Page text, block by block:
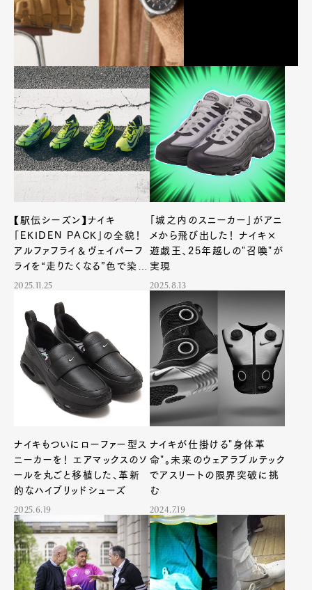
【駅伝シーズン】ナイキ
「EKIDEN PACK」の全貌！
アルファフライ＆ヴェイパーフ
ライを“走りたくなる”色で染め
る
2025.11.25
「城之内のスニーカー」がアニ
メから飛び出した！ ナイキ×
遊戯王、25年越しの"召喚"が
実現
2025.8.13
ナイキもついにローファー型ス
ニーカーを！ エアマックスのソ
ールを丸ごと移植した、革新
的なハイブリッドシューズ
2025.6.19
ナイキが仕掛ける"身体革
命"。未来のウェアラブルテック
でアスリートの限界突破に挑
む
2024.7.19